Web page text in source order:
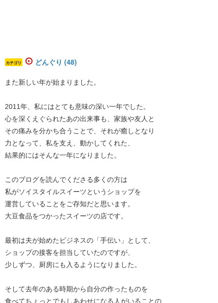
カテゴリ どんぐり (48)
また新しい年が始まりました。
2011年、私にはとても意味の深い一年でした。
心を深くえぐられたあの出来事も、家族や友人と
その痛みを分かち合うことで、それが癒しとなり
力となって、私を支え、動かしてくれた、
結果的にはそんな一年になりました。
このブログを読んでくださる多くの方は
私がソイスタイルスイーツというショップを
運営していることをご存知だと思います。
大豆食品をつかったスイーツの店です。
最初は夫が始めたビジネスの「手伝い」として、
ショップの接客を担当していたのですが、
少しずつ、厨房にも入るようになりました。
そして去年のある時期から自分の作ったものを
食べてちょっとでもしあわせになる人がいることの